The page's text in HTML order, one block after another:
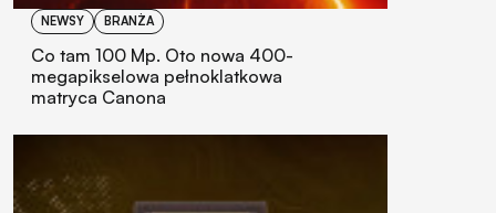
NEWSY BRANŻA
Co tam 100 Mp. Oto nowa 400-
megapikselowa pełnoklatkowa
matryca Canona